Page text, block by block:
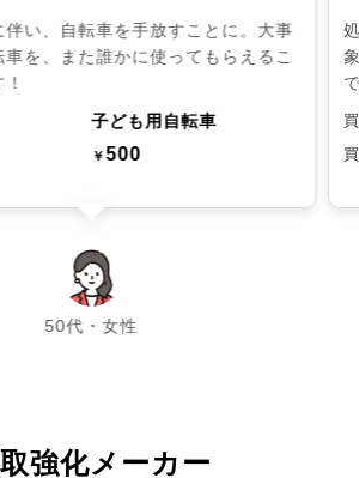
伴い、自転車を手放すことに。大事
を、また誰かに使ってもらえるこ
子ども用自転車
￥500
50代・女性
chevron_left chevron_right
強化メーカー